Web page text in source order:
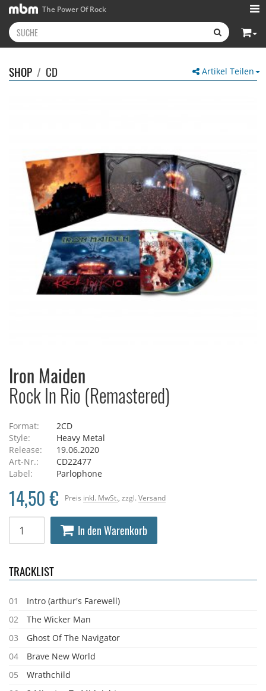
The Power Of Rock
Artikel Teilen
SHOP / CD
Iron Maiden
Rock In Rio (Remastered)
Format:
2CD
Style:
Heavy Metal
Release:
19.06.2020
Art-Nr.:
CD22477
Label:
Parlophone
Preis inkl. MwSt. , zzgl. Versand
14,50 €
In den Warenkorb
TRACKLIST
01
Intro (arthur's Farewell)
02
The Wicker Man
03
Ghost Of The Navigator
04
Brave New World
05
Wrathchild